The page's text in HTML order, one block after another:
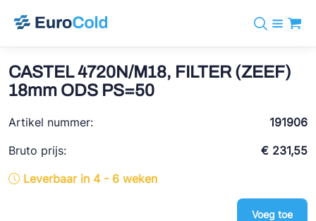
info@eurocold.nl
Merken
BOCK
Koudemiddelen
Diensten
Nieuws
Over ons
CASTEL 4720N/M18, FILTER (ZEEF)
18mm ODS PS=50
Artikel nummer:
191906
Bruto prijs:
€ 231,55
Leverbaar in 4 - 6 weken
Voeg toe